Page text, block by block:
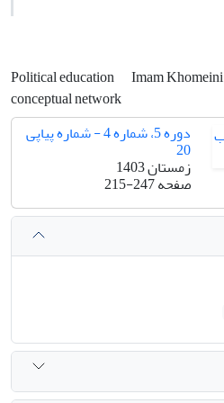
Political education Imam Khomeini
conceptual network
دوره 5، شماره 4 - شماره پیاپی
20
زمستان 1403
صفحه215-247